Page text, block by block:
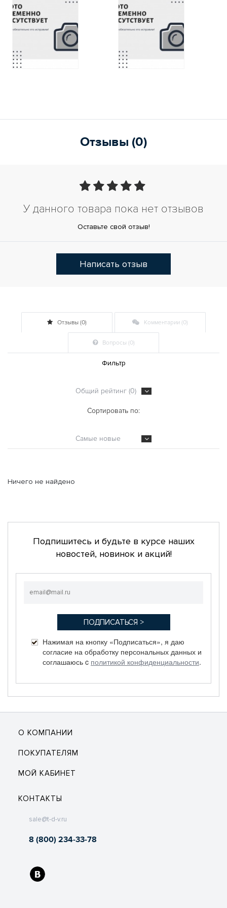
Отзывы (0)
У данного товара пока нет отзывов
Оставьте свой отзыв!
Написать отзыв
Отзывы (0) Комментарии (0)
Вопросы (0)
Фильтр
Общий рейтинг (0)
Сортировать по:
Самые новые
Ничего не найдено
Подпишитесь и будьте в курсе наших
новостей, новинок и акций!
Нажимая на кнопку «Подписаться», я даю
согласие на обработку персональных данных и
соглашаюсь c политикой конфиденциальности.
О КОМПАНИИ
ПОКУПАТЕЛЯМ
МОЙ КАБИНЕТ
КОНТАКТЫ
sale@t-d-v.ru
8 (800) 234-33-78